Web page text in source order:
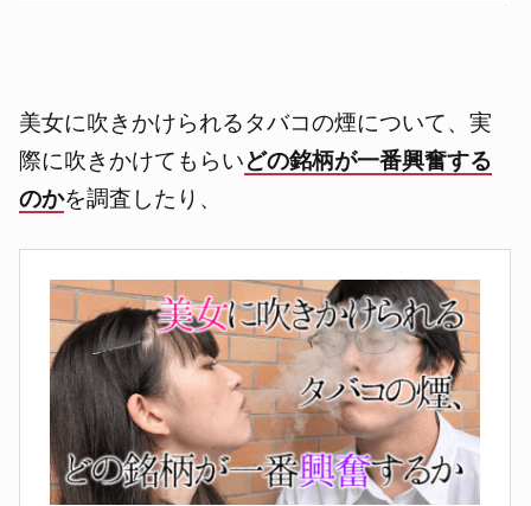
美女に吹きかけられるタバコの煙について、実
際に吹きかけてもらいどの銘柄が一番興奮する
のかを調査したり、